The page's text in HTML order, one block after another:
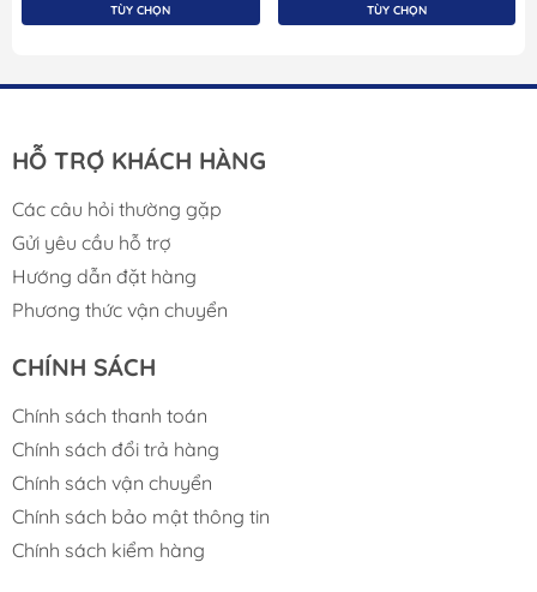
TÙY CHỌN TÙY CHỌN
HỖ TRỢ KHÁCH HÀNG
Các câu hỏi thường gặp
Gửi yêu cầu hỗ trợ
Hướng dẫn đặt hàng
Phương thức vận chuyển
CHÍNH SÁCH
Chính sách thanh toán
Chính sách đổi trả hàng
Chính sách vận chuyển
Chính sách bảo mật thông tin
Chính sách kiểm hàng